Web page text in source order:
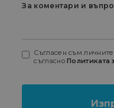
За коментари и
Съгласен съм
съгласноПолитиката